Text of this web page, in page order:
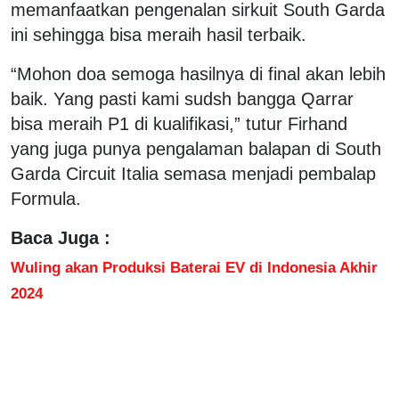
memanfaatkan pengenalan sirkuit South Garda
ini sehingga bisa meraih hasil terbaik.
“Mohon doa semoga hasilnya di final akan lebih
baik. Yang pasti kami sudsh bangga Qarrar
bisa meraih P1 di kualifikasi,” tutur Firhand
yang juga punya pengalaman balapan di South
Garda Circuit Italia semasa menjadi pembalap
Formula.
Baca Juga :
Wuling akan Produksi Baterai EV di Indonesia Akhir
2024